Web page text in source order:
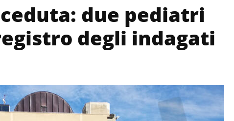
due pediatri
degli indagati